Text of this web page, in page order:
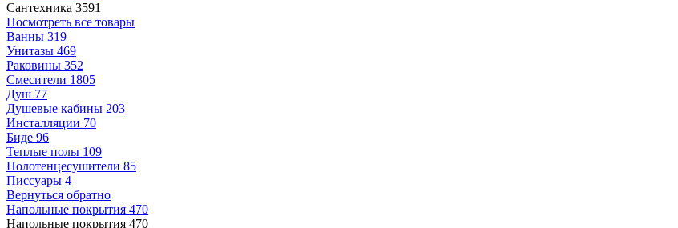
Сантехника 3591
Посмотреть все товары
Ванны 319
Унитазы 469
Раковины 352
Смесители 1805
Душ 77
Душевые кабины 203
Инсталляции 70
Биде 96
Теплые полы 109
Полотенцесушители 85
Писсуары 4
Вернуться обратно
Напольные покрытия 470
Напольные покрытия 470